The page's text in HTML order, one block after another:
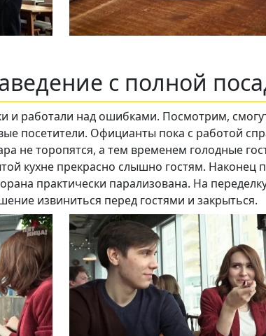
с полной
и работали над ошибками. Посмотрим,
посетители. Официанты пока с работой
не торопятся, а тем временем голодные
кухне прекрасно слышно гостям. Наконец
практически парализована. На
извиниться перед гостями и закрыться.
Мы выкладываем авторские
каждую неделю.
Нас уже 5400